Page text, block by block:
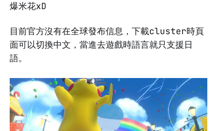
爆米花xD
目前官方沒有在全球發布信息，下載cluster時頁
面可以切換中文，當進去遊戲時語言就只支援日
語。